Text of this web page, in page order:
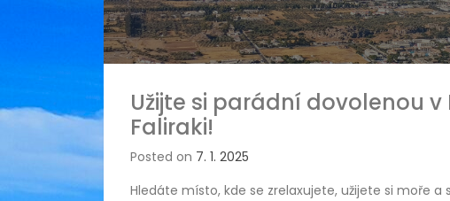
Užijte si parádní dovolenou v
Faliraki!
Posted on 7. 1. 2025
Hledáte místo, kde se zrelaxujete, užijete si moře a